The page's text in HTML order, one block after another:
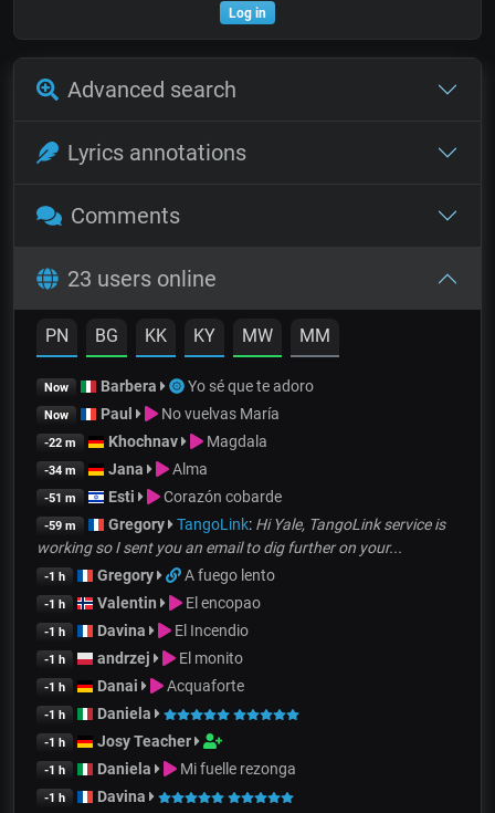
Log in
Advanced search
Lyrics annotations
Comments
23 users online
PN BG KK KY MW MM
Now Barbera Yo sé que te adoro
Now Paul No vuelvas María
-22 m Khochnav Magdala
-34 m Jana Alma
-51 m Esti Corazón cobarde
-59 m Gregory TangoLink: Hi Yale, TangoLink service is
working so I sent you an email to dig further on your...
-1 h Gregory A fuego lento
-1 h Valentin El encopao
-1 h Davina El Incendio
-1 h andrzej El monito
-1 h Danai Acquaforte
-1 h Daniela
-1 h Josy Teacher
-1 h Daniela Mi fuelle rezonga
-1 h Davina